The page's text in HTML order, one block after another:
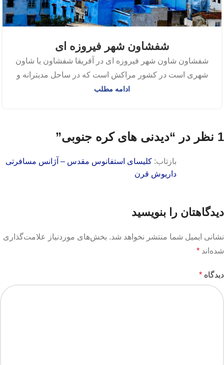
شفشاون شهر فیروزه ای
شفشاون شاون شهر فیروزه ای در آفریقا شفشاون یا شاون
شهری است در کشور مراکش است که در ساحل مدیترانه و
ادامه مطلب
1 نظر در “ دیدنی های کره جنوبی”
بازتاب: کلیسای استفانوس مقدس – آژانس مسافرتی
داریوش قرن
دیدگاهتان را بنویسید
نشانی ایمیل شما منتشر نخواهد شد. بخش‌های موردنیاز علامت‌گذاری
شده‌اند *
دیدگاه *